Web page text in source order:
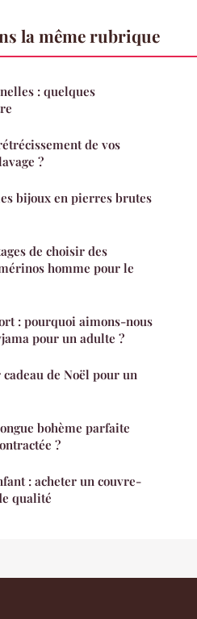
la même rubrique
: quelques
de vos
?
bijoux en pierres brutes
de choisir des
homme pour le
: pourquoi aimons-nous
pour un adulte ?
de Noël pour un
bohème parfaite
?
: acheter un couvre-
qualité